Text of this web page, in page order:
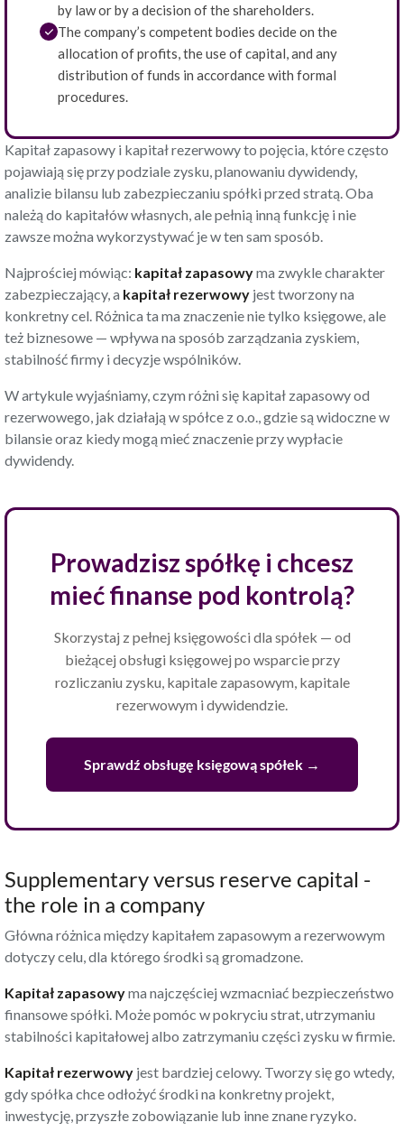
by law or by a decision of the shareholders.
The company’s competent bodies decide on the
allocation of profits, the use of capital, and any
distribution of funds in accordance with formal
procedures.
Kapitał zapasowy i kapitał rezerwowy to pojęcia, które często
pojawiają się przy podziale zysku, planowaniu dywidendy,
analizie bilansu lub zabezpieczaniu spółki przed stratą. Oba
należą do kapitałów własnych, ale pełnią inną funkcję i nie
zawsze można wykorzystywać je w ten sam sposób.
Najprościej mówiąc: kapitał zapasowyma zwykle charakter
zabezpieczający, a kapitał rezerwowy jest tworzony na
konkretny cel. Różnica ta ma znaczenie nie tylko księgowe, ale
też biznesowe — wpływa na sposób zarządzania zyskiem,
stabilność firmy i decyzje wspólników.
W artykule wyjaśniamy, czym różni się kapitał zapasowy od
rezerwowego, jak działają w spółce z o.o., gdzie są widoczne w
bilansie oraz kiedy mogą mieć znaczenie przy wypłacie
dywidendy.
Prowadzisz spółkę i chcesz
mieć finanse pod kontrolą?
Skorzystaj z pełnej księgowości dla spółek — od
bieżącej obsługi księgowej po wsparcie przy
rozliczaniu zysku, kapitale zapasowym, kapitale
rezerwowym i dywidendzie.
Sprawdź obsługę księgową spółek →
Supplementary versus reserve capital -
the role in a company
Główna różnica między kapitałem zapasowym a rezerwowym
dotyczy celu, dla którego środki są gromadzone.
Kapitał zapasowyma najczęściej wzmacniać bezpieczeństwo
finansowe spółki. Może pomóc w pokryciu strat, utrzymaniu
stabilności kapitałowej albo zatrzymaniu części zysku w firmie.
Kapitał rezerwowy jest bardziej celowy. Tworzy się go wtedy,
gdy spółka chce odłożyć środki na konkretny projekt,
inwestycję, przyszłe zobowiązanie lub inne znane ryzyko.